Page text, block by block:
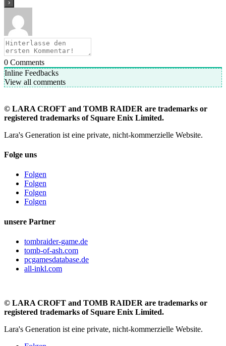
0 Comments
Inline Feedbacks
View all comments
© LARA CROFT and TOMB RAIDER are trademarks or
registered trademarks of Square Enix Limited.
Lara's Generation ist eine private, nicht-kommerzielle Website.
Folge uns
Folgen
Folgen
Folgen
Folgen
unsere Partner
tombraider-game.de
tomb-of-ash.com
pcgamesdatabase.de
all-inkl.com
© LARA CROFT and TOMB RAIDER are trademarks or
registered trademarks of Square Enix Limited.
Lara's Generation ist eine private, nicht-kommerzielle Website.